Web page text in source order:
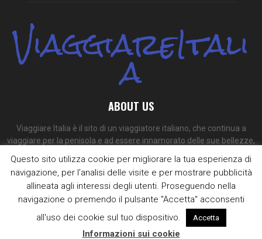
ViaggiareItali
a
ABOUT US
Viaggiare Italia è il sito di un viaggiatore italiano, che continua a
viaggiare per la penisola e ad essere innamorato delle sue bellezze,
Contact us:redazione@viaggiare-italia.com
@2009 - 2025 - viaggiare-italia.com. Designed and Developed by
Questo sito utilizza cookie per migliorare la tua esperienza di
navigazione, per l'analisi delle visite e per mostrare pubblicità
allineata agli interessi degli utenti. Proseguendo nella
navigazione o premendo il pulsante "Accetta" acconsenti
all'uso dei cookie sul tuo dispositivo.
Accetta
Informazioni sui cookie